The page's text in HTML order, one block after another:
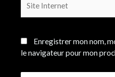
Internet
Enregistrer mon nom,
le navigateur pour mon